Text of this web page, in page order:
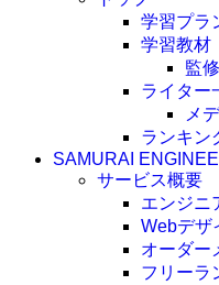
学習プラ
学習教材
監
ライター
メ
ランキン
SAMURAI
サービス概要
エンジニ
Webデザ
オーダー
フリーラ